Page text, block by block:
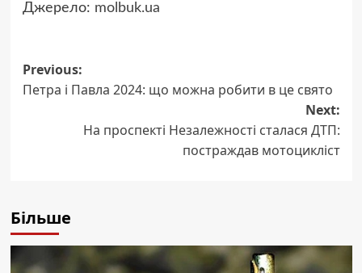
Джерело: molbuk.ua
Post
navigation
Previous:
Петра і Павла 2024: що можна робити в це свято
Next:
На проспекті Незалежності сталася ДТП:
постраждав мотоцикліст
Більше